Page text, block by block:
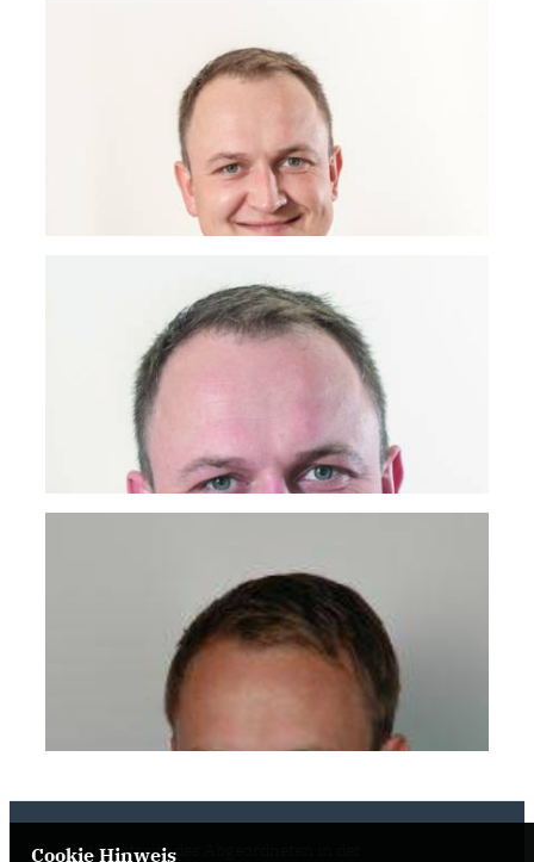
Internetseite des Abgeordneten in der
Cookie Hinweis